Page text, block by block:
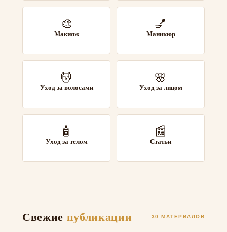
🎨
Макияж
💅
Маникюр
💆
Уход за волосами
🌸
Уход за лицом
🧴
Уход за телом
📰
Статьи
Свежие публикации 30 МАТЕРИАЛОВ